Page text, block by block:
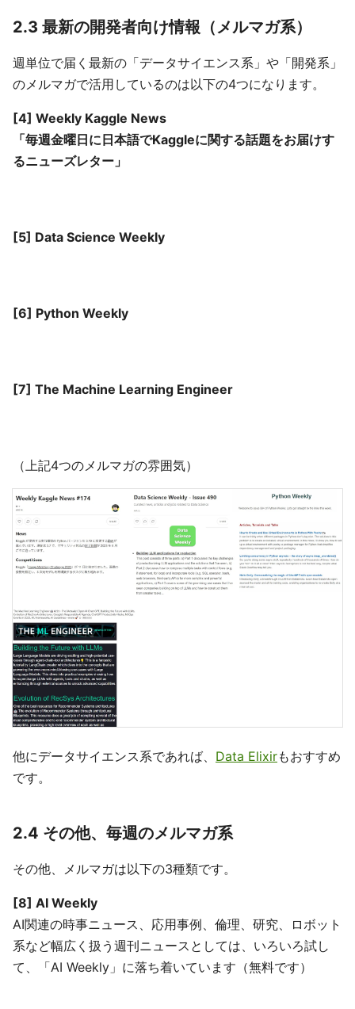
2.3 最新の開発者向け情報（メルマガ系）
週単位で届く最新の「データサイエンス系」や「開発系」
のメルマガで活用しているのは以下の4つになります。
[4] Weekly Kaggle News
「毎週金曜日に日本語でKaggleに関する話題をお届けす
るニューズレター」
[5] Data Science Weekly
[6] Python Weekly
[7] The Machine Learning Engineer
（上記4つのメルマガの雰囲気）
他にデータサイエンス系であれば、 Data Elixirもおすすめ
です。
2.4 その他、毎週のメルマガ系
その他、メルマガは以下の3種類です。
[8] AI Weekly
AI関連の時事ニュース、応用事例、倫理、研究、ロボット
系など幅広く扱う週刊ニュースとしては、いろいろ試し
て、「AI Weekly」に落ち着いています（無料です）